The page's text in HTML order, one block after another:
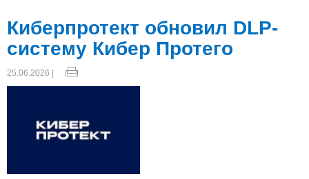
Киберпротект обновил DLP-
систему Кибер Протего
25.06.2026 |